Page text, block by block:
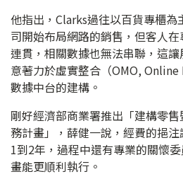
他指出，Clarks過往以百貨專櫃
司開始布局網路的銷售，但客人
連貫，相關數據也無法串聯，這
意著力於虛實整合（OMO,
數據中台的建構。
剛好經濟部商業署推出「建構零
務計畫」，薛健一說，經費的挹
1到2年，過程中還有專業的關懷
畫能更順利執行。